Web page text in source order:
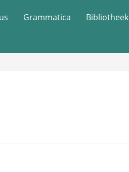
Grammatica Bibliotheek